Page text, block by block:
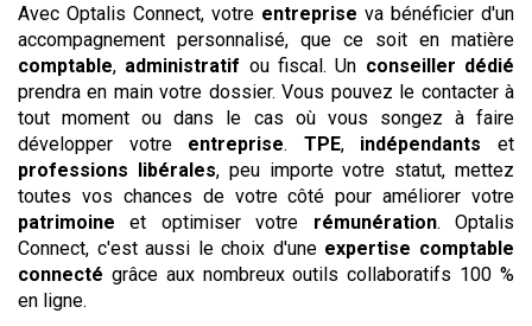
Avec Optalis Connect, votre entreprise va bénéficier d'un
accompagnement personnalisé, que ce soit en matière
comptable, administratif ou fiscal. Un conseiller dédié
prendra en main votre dossier. Vous pouvez le contacter à
tout moment ou dans le cas où vous songez à faire
développer votre entreprise. TPE, indépendants et
professions libérales, peu importe votre statut, mettez
toutes vos chances de votre côté pour améliorer votre
patrimoine et optimiser votre rémunération. Optalis
Connect, c'est aussi le choix d'une expertise comptable
connecté grâce aux nombreux outils collaboratifs 100 %
en ligne.